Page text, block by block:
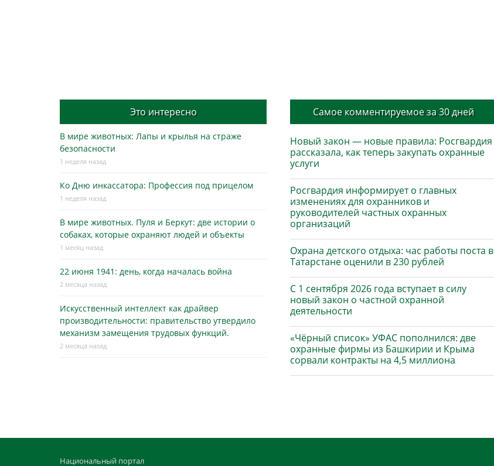
Это интересно
В мире животных: Лапы и крылья на страже
безопасности
1 неделя назад
Ко Дню инкассатора: Профессия под прицелом
1 неделя назад
В мире животных. Пуля и Беркут: две истории о
собаках, которые охраняют людей и объекты
1 месяц назад
22 июня 1941: день, когда началась война
2 месяца назад
Искусственный интеллект как драйвер
производительности: правительство утвердило
механизм замещения трудовых функций.
2 месяца назад
Самое комментируемое за 30 дней
Новый закон — новые правила: Росгвардия
рассказала, как теперь закупать охранные
услуги
Росгвардия информирует о главных
изменениях для охранников и
руководителей частных охранных
организаций
Охрана детского отдыха: час работы поста в
Татарстане оценили в 230 рублей
С 1 сентября 2026 года вступает в силу
новый закон о частной охранной
деятельности
«Чёрный список» УФАС пополнился: две
охранные фирмы из Башкирии и Крыма
сорвали контракты на 4,5 миллиона
Национальный портал